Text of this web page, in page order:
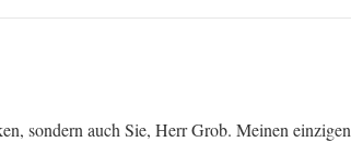
sondern auch Sie, Herr Grob. Meinen einzigen